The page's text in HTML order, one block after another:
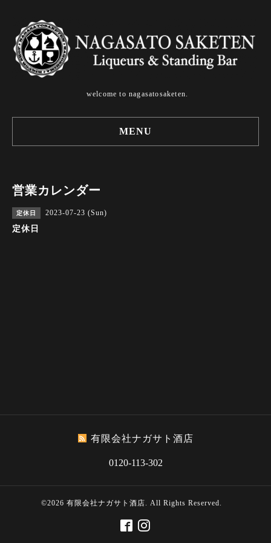
welcome to nagasatosaketen.
MENU
営業カレンダー
定休日 2023-07-23 (Sun)
定休日
有限会社ナガサト酒店
0120-113-302
©2026 有限会社ナガサト酒店. All Rights Reserved.